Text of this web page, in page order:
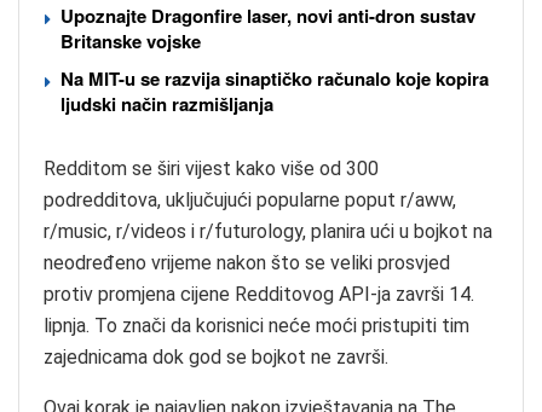
Upoznajte Dragonfire laser, novi anti-dron sustav
Britanske vojske
Na MIT-u se razvija sinaptičko računalo koje kopira
ljudski način razmišljanja
Redditom se širi vijest kako više od 300
podredditova, uključujući popularne poput r/aww,
r/music, r/videos i r/futurology, planira ući u bojkot na
neodređeno vrijeme nakon što se veliki prosvjed
protiv promjena cijene Redditovog API-ja završi 14.
lipnja. To znači da korisnici neće moći pristupiti tim
zajednicama dok god se bojkot ne završi.
Ovaj korak je najavljen nakon izvještavanja na The